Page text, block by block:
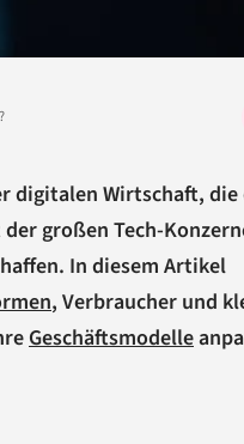
digitalen Wirtschaft, die
großen Tech-
In diesem Artikel
, Verbraucher und
Geschäftsmodelle